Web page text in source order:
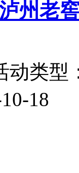
州老
动类型
18